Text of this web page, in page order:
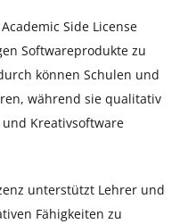
Side License
Softwareprodukte zu
können Schulen und
während sie qualitativ
Kreativsoftware
unterstützt Lehrer und
Fähigkeiten zu